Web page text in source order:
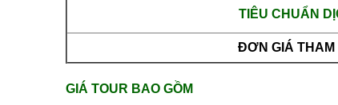
TIÊU CHUẨN
ĐƠN GIÁ THAM
GIÁ TOUR BAO GỒM